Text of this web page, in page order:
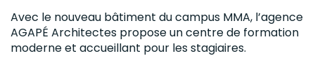
Avec le nouveau bâtiment du campus MMA, l’agence
AGAPÉ Architectes propose un centre de formation
moderne et accueillant pour les stagiaires.